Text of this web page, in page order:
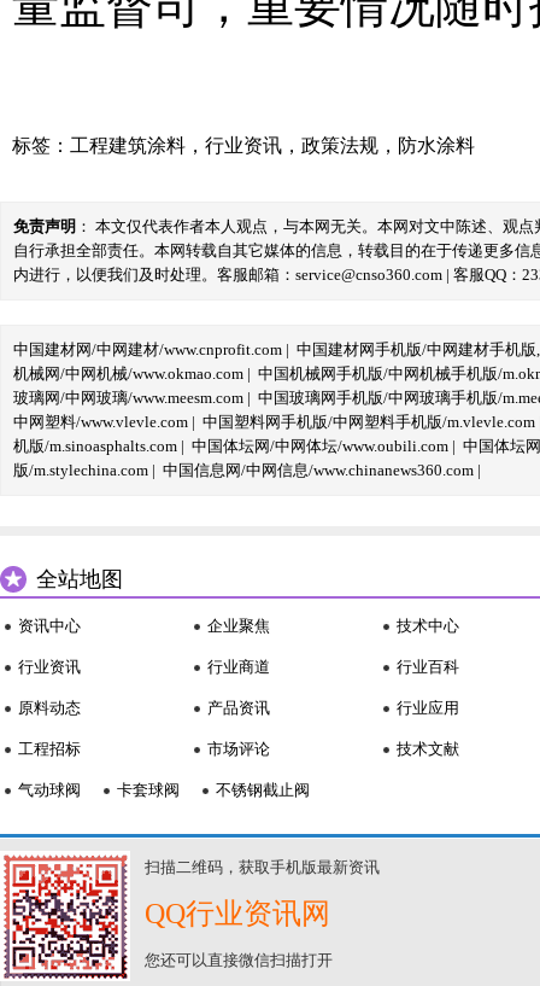
标签： 工程建筑涂料 ， 行业资讯 ， 政策法规 ， 防水涂料
免责声明 ： 本文仅代表作者本人观点，与本网无关。本网对文中陈述、观
自行承担全部责任。本网转载自其它媒体的信息，转载目的在于传递更多
内进行，以便我们及时处理。客服邮箱：service@cnso360.com | 客服QQ：
中国建材网/中网建材/www.cnprofit.com | 中国建材网手机版/中网建材手机版
机械网/中网机械/www.okmao.com | 中国机械网手机版/中网机械手机版/
玻璃网/中网玻璃/www.meesm.com | 中国玻璃网手机版/中网玻璃手机版/
中网塑料/www.vlevle.com | 中国塑料网手机版/中网塑料手机版/m.vlevle.com
机版/m.sinoasphalts.com | 中国体坛网/中网体坛/www.oubili.com | 中国体坛
版/m.stylechina.com | 中国信息网/中网信息/www.chinanews360.com |
全站地图
资讯中心
行业资讯
原料动态
工程招标
企业聚焦
行业商道
产品资讯
市场评论
技术中心
行业百科
行业应用
技术文献
气动球阀 卡套球阀 不锈钢截止阀
扫描二维码，获取手机版最新资讯
QQ行业资讯网
您还可以直接微信扫描打开